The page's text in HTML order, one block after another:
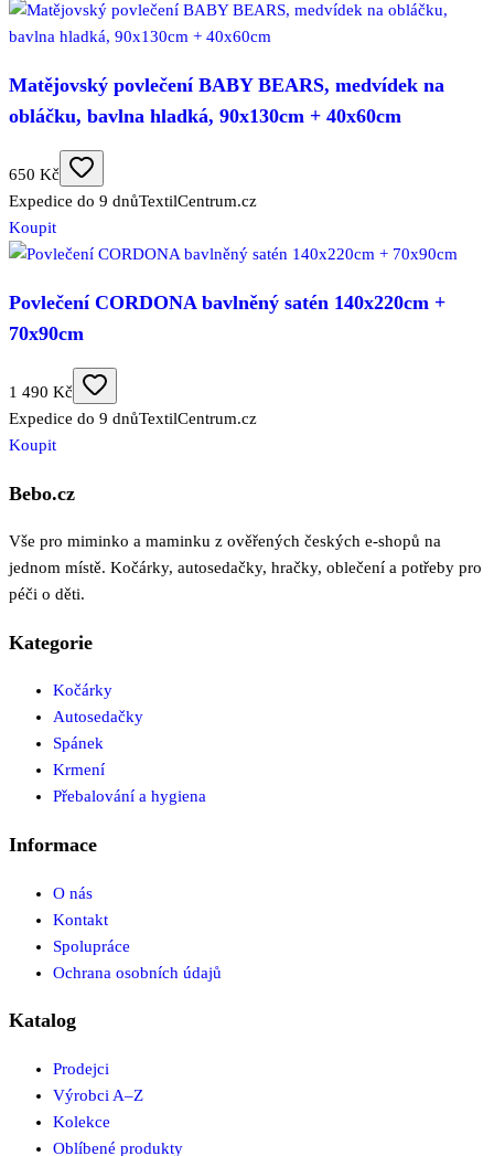
Matějovský povlečení BABY BEARS, medvídek na
obláčku, bavlna hladká, 90x130cm + 40x60cm
650 Kč
Expedice do 9 dnůTextilCentrum.cz
Koupit
Povlečení CORDONA bavlněný satén 140x220cm +
70x90cm
1 490 Kč
Expedice do 9 dnůTextilCentrum.cz
Koupit
Bebo.cz
Vše pro miminko a maminku z ověřených českých e-shopů na
jednom místě. Kočárky, autosedačky, hračky, oblečení a potřeby pro
péči o děti.
Kategorie
Kočárky
Autosedačky
Spánek
Krmení
Přebalování a hygiena
Informace
O nás
Kontakt
Spolupráce
Ochrana osobních údajů
Katalog
Prodejci
Výrobci A–Z
Kolekce
Oblíbené produkty